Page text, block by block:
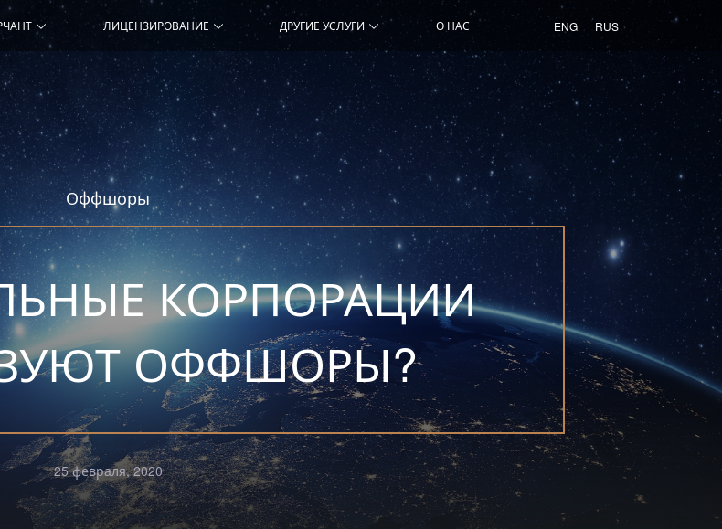
ЛИЦЕНЗИРОВАНИЕ ДРУГИЕ УСЛУГИ О НАС ENG RUS
Оффшоры
КОРПОРАЦИИ
ОФФШОРЫ?
25 февраля, 2020